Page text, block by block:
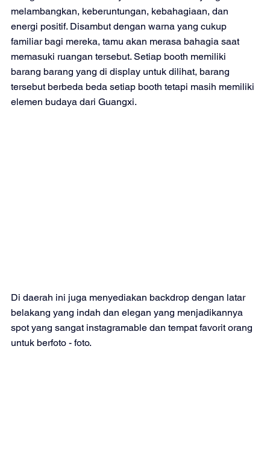
melambangkan, keberuntungan, kebahagiaan, dan
energi positif. Disambut dengan warna yang cukup
familiar bagi mereka, tamu akan merasa bahagia saat
memasuki ruangan tersebut. Setiap booth memiliki
barang barang yang di display untuk dilihat, barang
tersebut berbeda beda setiap booth tetapi masih memiliki
elemen budaya dari Guangxi.
Di daerah ini juga menyediakan backdrop dengan latar
belakang yang indah dan elegan yang menjadikannya
spot yang sangat instagramable dan tempat favorit orang
untuk berfoto - foto.